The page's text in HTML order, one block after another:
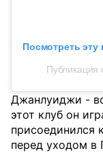
Посмотреть
Публикация
Джанлуиджи -
этот клуб он
присоединился
перед уходом